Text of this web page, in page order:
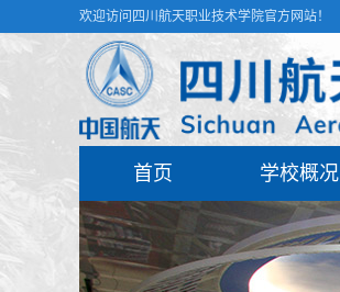
欢迎访问四川航天职业技术学院官方网站！
首页 学校概况